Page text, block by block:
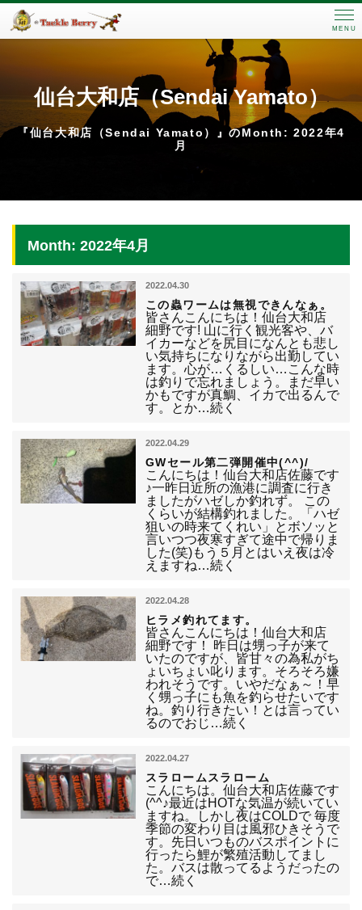
MENU
仙台大和店（Sendai Yamato）
『仙台大和店（Sendai Yamato）』のMonth: 2022年4
月
Month: 2022年4月
2022.04.30
この蟲ワームは無視できんなぁ。
皆さんこんにちは！仙台大和店
細野です! 山に行く観光客や、バ
イカーなどを尻目になんとも悲し
い気持ちになりながら出勤してい
ます。心が…くるしい…こんな時
は釣りで忘れましょう。まだ早い
かもですが真鯛、イカで出るんで
す。とか…続く
2022.04.29
GWセール第二弾開催中(^^)/
こんにちは！仙台大和店佐藤です
♪一昨日近所の漁港に調査に行き
ましたがハゼしか釣れず。 この
くらいが結構釣れました。「ハゼ
狙いの時来てくれい」とボソッと
言いつつ夜寒すぎて途中で帰りま
した(笑)もう５月とはいえ夜は冷
えますね…続く
2022.04.28
ヒラメ釣れてます。
皆さんこんにちは！仙台大和店
細野です！ 昨日は甥っ子が来て
いたのですが、皆甘々の為私がち
ょいちょい叱ります。そろそろ嫌
われそうです。いやだなぁ～！早
く甥っ子にも魚を釣らせたいです
ね。釣り行きたい！とは言ってい
るのでおじ…続く
2022.04.27
スラロームスラローム
こんにちは。仙台大和店佐藤です
(^^♪最近はHOTな気温が続いてい
ますね。しかし夜はCOLDで 毎度
季節の変わり目は風邪ひきそうで
す。先日いつものバスポイントに
行ったら鯉が繁殖活動してまし
た。バスは散ってるようだったの
で…続く